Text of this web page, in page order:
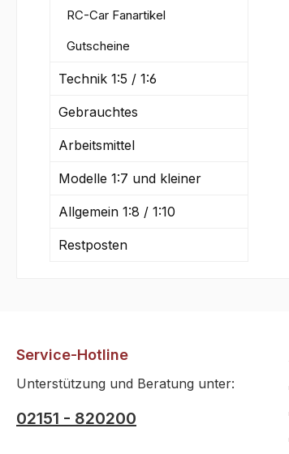
RC-Car Fanartikel
Gutscheine
Technik 1:5 / 1:6
Gebrauchtes
Arbeitsmittel
Modelle 1:7 und kleiner
Allgemein 1:8 / 1:10
Restposten
Service-Hotline
Unterstützung und Beratung unter:
02151 - 820200